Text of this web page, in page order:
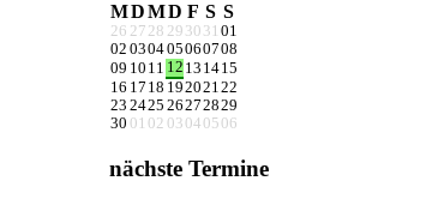
MDMD F S S
26 27 28 29 30 31
01
02 030405060708
09 10 11 12 13 1415
16 17 18 19202122
23 2425 26272829
30 01 02 03 04 05 06
nächste Termine